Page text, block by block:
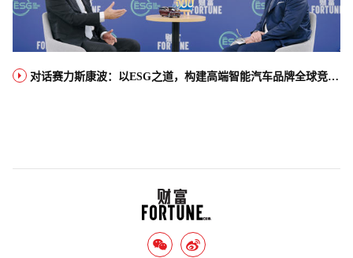
对话赛力斯康波：以ESG之道，构建高端智能汽车品牌全球竞争力